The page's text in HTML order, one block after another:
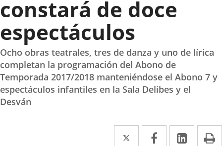
constará de doce
espectáculos
Ocho obras teatrales, tres de danza y uno de lírica
completan la programación del Abono de
Temporada 2017/2018 manteniéndose el Abono 7 y
espectáculos infantiles en la Sala Delibes y el
Desván
Twitter
Enlace Facebook
EnlaceEnlace